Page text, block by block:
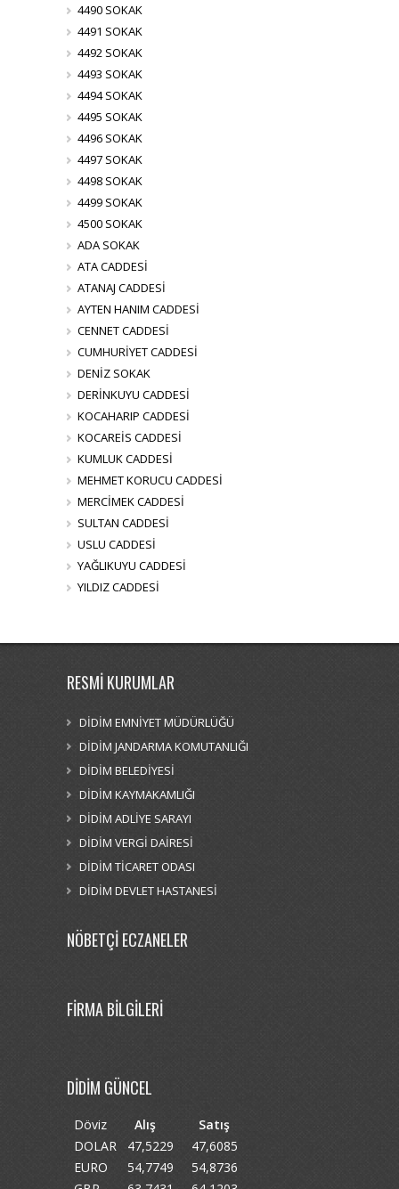
4490 SOKAK
4491 SOKAK
4492 SOKAK
4493 SOKAK
4494 SOKAK
4495 SOKAK
4496 SOKAK
4497 SOKAK
4498 SOKAK
4499 SOKAK
4500 SOKAK
ADA SOKAK
ATA CADDESİ
ATANAJ CADDESİ
AYTEN HANIM CADDESİ
CENNET CADDESİ
CUMHURİYET CADDESİ
DENİZ SOKAK
DERİNKUYU CADDESİ
KOCAHARIP CADDESİ
KOCAREİS CADDESİ
KUMLUK CADDESİ
MEHMET KORUCU CADDESİ
MERCİMEK CADDESİ
SULTAN CADDESİ
USLU CADDESİ
YAĞLIKUYU CADDESİ
YILDIZ CADDESİ
RESMİ KURUMLAR
DİDİM EMNİYET MÜDÜRLÜĞÜ
DİDİM JANDARMA KOMUTANLIĞI
DİDİM BELEDİYESİ
DİDİM KAYMAKAMLIĞI
DİDİM ADLİYE SARAYI
DİDİM VERGİ DAİRESİ
DİDİM TİCARET ODASI
DİDİM DEVLET HASTANESİ
NÖBETÇİ ECZANELER
FİRMA BİLGİLERİ
DİDİM GÜNCEL
Döviz Alış
Satış
DOLAR
47,5229
47,6085
EURO
54,7749
54,8736